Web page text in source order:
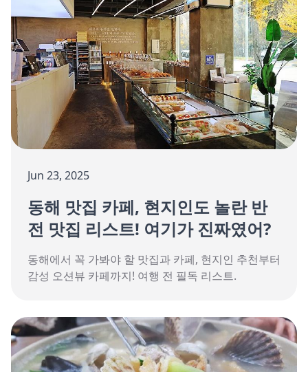
Jun 23, 2025
동해 맛집 카페, 현지인도 놀란 반
전 맛집 리스트! 여기가 진짜였어?
동해에서 꼭 가봐야 할 맛집과 카페, 현지인 추천부터
감성 오션뷰 카페까지! 여행 전 필독 리스트.